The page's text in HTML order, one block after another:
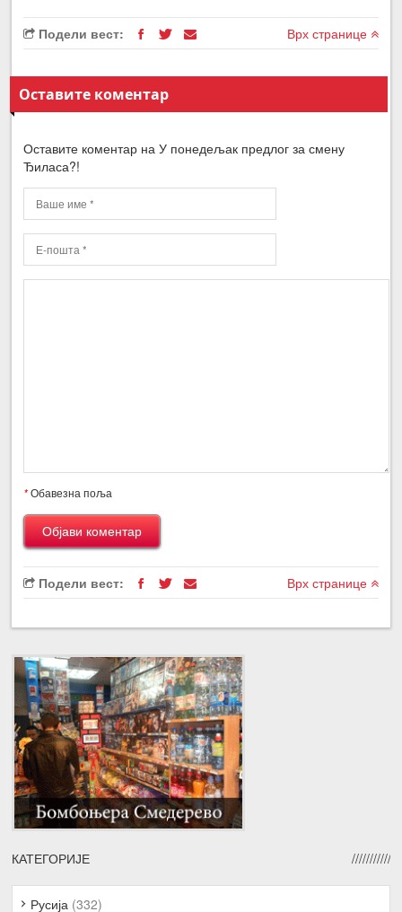
Подели вест: Врх странице
Оставите коментар
Оставите коментар на У понедељак предлог за смену
Ђиласа?!
*Обавезна поља
Подели вест: Врх странице
КАТЕГОРИЈЕ
Русија (332)